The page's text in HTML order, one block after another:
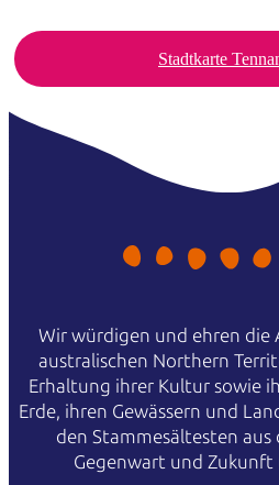
Stadtkarte
Wir würdigen und ehren die
australischen Northern
Erhaltung ihrer Kultur sowie
Erde, ihren Gewässern und
den Stammesältesten
Gegenwart und Zukunft